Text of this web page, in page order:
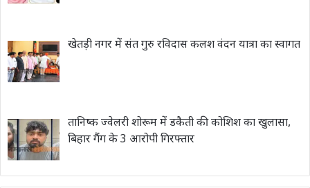
खेतड़ी नगर में संत गुरु रविदास कलश वंदन यात्रा का स्वागत
तानिष्क ज्वेलरी शोरूम में डकैती की कोशिश का खुलासा,
बिहार गैंग के 3 आरोपी गिरफ्तार